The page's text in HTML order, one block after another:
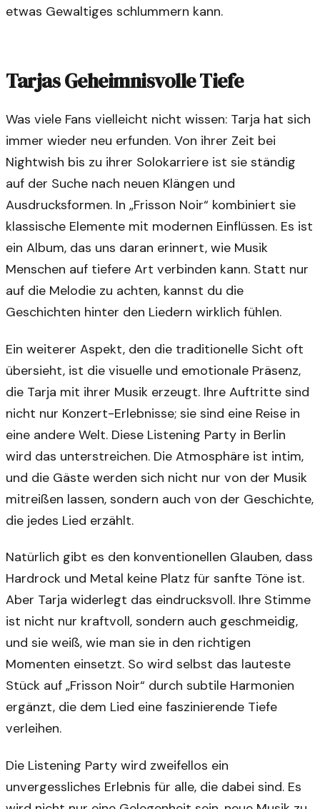
etwas Gewaltiges schlummern kann.
Tarjas Geheimnisvolle Tiefe
Was viele Fans vielleicht nicht wissen: Tarja hat sich
immer wieder neu erfunden. Von ihrer Zeit bei
Nightwish bis zu ihrer Solokarriere ist sie ständig
auf der Suche nach neuen Klängen und
Ausdrucksformen. In „Frisson Noir“ kombiniert sie
klassische Elemente mit modernen Einflüssen. Es ist
ein Album, das uns daran erinnert, wie Musik
Menschen auf tiefere Art verbinden kann. Statt nur
auf die Melodie zu achten, kannst du die
Geschichten hinter den Liedern wirklich fühlen.
Ein weiterer Aspekt, den die traditionelle Sicht oft
übersieht, ist die visuelle und emotionale Präsenz,
die Tarja mit ihrer Musik erzeugt. Ihre Auftritte sind
nicht nur Konzert-Erlebnisse; sie sind eine Reise in
eine andere Welt. Diese Listening Party in Berlin
wird das unterstreichen. Die Atmosphäre ist intim,
und die Gäste werden sich nicht nur von der Musik
mitreißen lassen, sondern auch von der Geschichte,
die jedes Lied erzählt.
Natürlich gibt es den konventionellen Glauben, dass
Hardrock und Metal keine Platz für sanfte Töne ist.
Aber Tarja widerlegt das eindrucksvoll. Ihre Stimme
ist nicht nur kraftvoll, sondern auch geschmeidig,
und sie weiß, wie man sie in den richtigen
Momenten einsetzt. So wird selbst das lauteste
Stück auf „Frisson Noir“ durch subtile Harmonien
ergänzt, die dem Lied eine faszinierende Tiefe
verleihen.
Die Listening Party wird zweifellos ein
unvergessliches Erlebnis für alle, die dabei sind. Es